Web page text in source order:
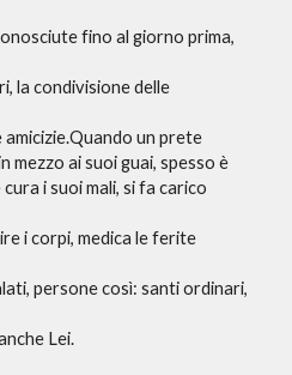
fino al giorno prima,
la condivisione delle
un prete
mezzo ai suoi guai, spesso è
i suoi mali, si fa carico
i corpi, medica le ferite
persone così: santi ordinari,
Lei.